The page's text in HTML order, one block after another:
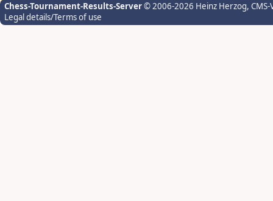
Chess-Tournament-Results-Server© 2006-2026 Heinz Herzog,
Legal details/Terms of use